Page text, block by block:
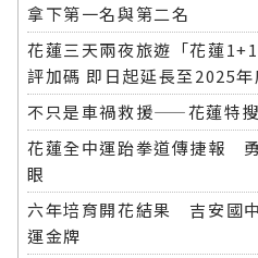
拿下第一名與第二名
花蓮三天兩夜旅遊「花蓮
評加碼 即日起延長至2025年
不只是車禍救援——花蓮特
花蓮全中運跆拳道傳捷報
眼
六年培育開花結果 吉安國
運金牌